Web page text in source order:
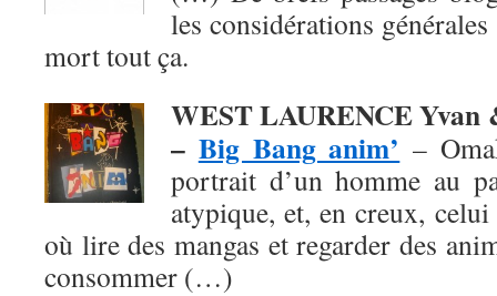
les considérations
mort tout ça.
WEST LAURENCE Yvan
– Big Bang anim’ –
portrait d’un homme au
atypique, et, en creux,
où lire des mangas et regarder des
consommer (…)